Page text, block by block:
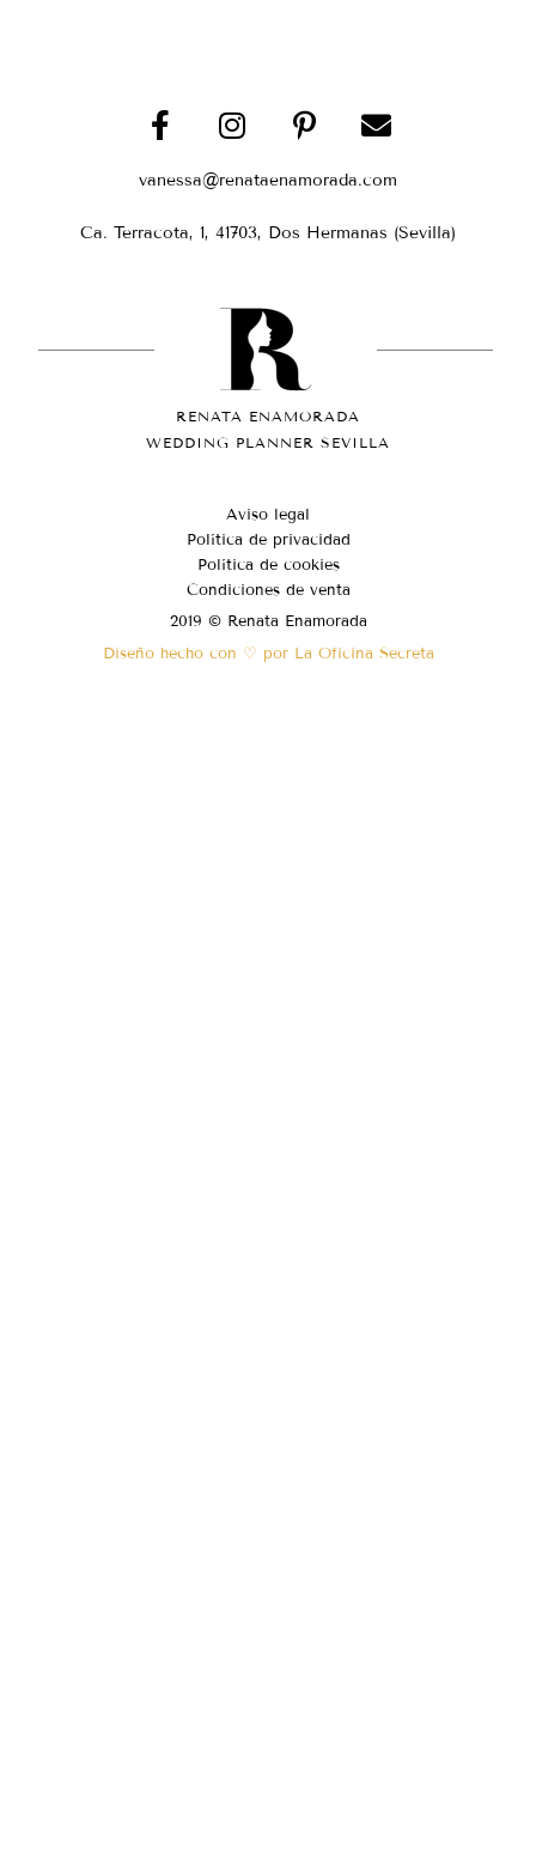
vanessa@renataenamorada.com
Ca. Terracota, 1, 41703, Dos Hermanas (Sevilla)
RENATA ENAMORADA
WEDDING PLANNER SEVILLA
Aviso legal
Política de privacidad
Política de cookies
Condiciones de venta
2019 © Renata Enamorada
Diseño hecho con ♡ por La Oficina Secreta